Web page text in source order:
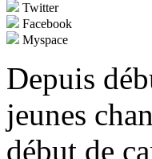
Twitter
Facebook
Myspace
Depuis
jeunes
début de